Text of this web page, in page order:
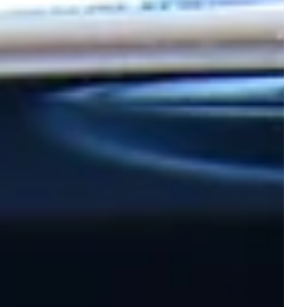
ツがたくさんついていたので 色々調べてい
ました。 いじられているエンジンルーム
の中でも気になったのがサブコン NM...